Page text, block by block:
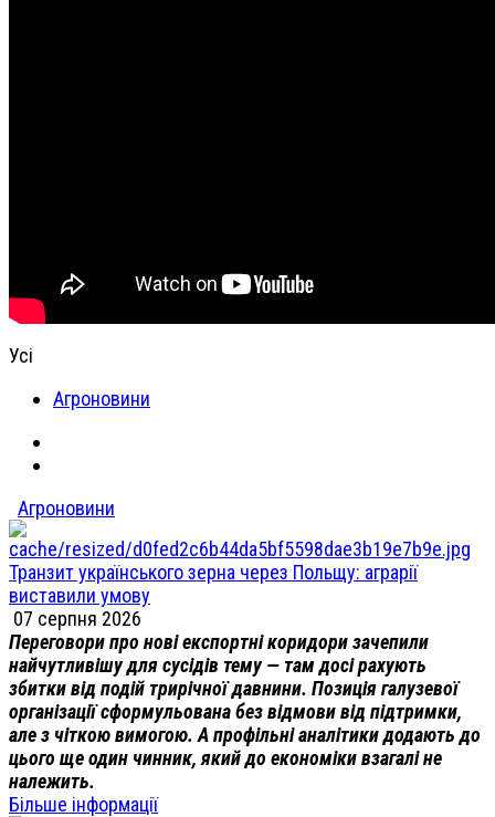
Усі
Агроновини
Агроновини
Транзит українського зерна через Польщу: аграрії
виставили умову
07 серпня 2026
Переговори про нові експортні коридори зачепили
найчутливішу для сусідів тему — там досі рахують
збитки від подій трирічної давнини. Позиція галузевої
організації сформульована без відмови від підтримки,
але з чіткою вимогою. А профільні аналітики додають до
цього ще один чинник, який до економіки взагалі не
належить.
Більше інформації